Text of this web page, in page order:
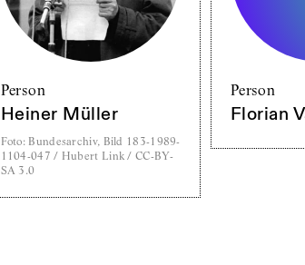
Person
Heiner Müller
Foto: Bundesarchiv, Bild 183-1989-
1104-047 / Hubert Link / CC-BY-
SA 3.0
Person
Florian